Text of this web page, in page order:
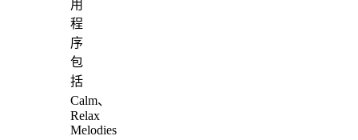
用
程
序
包
括
Calm、
Relax
Melodies